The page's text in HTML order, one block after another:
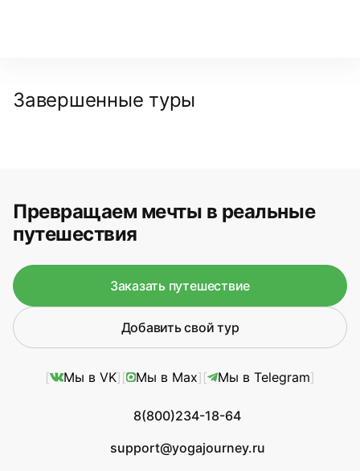
Завершенные туры
Превращаем мечты в реальные
путешествия
Заказать путешествие
Добавить свой тур
Мы в VK Мы в Max Мы в Telegram
8(800)234-18-64
support@yogajourney.ru